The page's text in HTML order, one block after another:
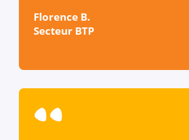
Florence B.
Secteur BTP